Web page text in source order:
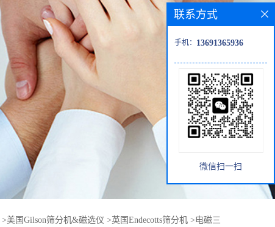
>美国Gilson筛分机&磁选仪 >英国Endecotts筛分机 >电磁三
联系方式
手机： 13691365936
微信扫一扫